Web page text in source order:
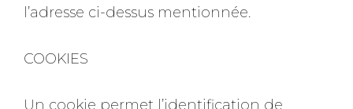
l’adresse ci-dessus mentionnée.
COOKIES
Un cookie permet l’identification de